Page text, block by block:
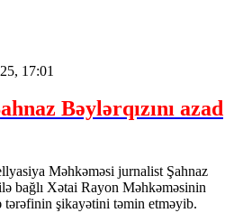
17:01
Bəylərqızını azad
Məhkəməsi jurnalist Şahnaz
bağlı Xətai Rayon Məhkəməsinin
tərəfinin şikayətini təmin etməyib.